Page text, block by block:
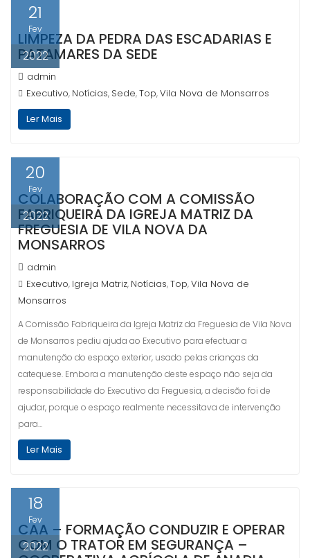
21
Fev
2022
LIMPEZA DA PEDRA DAS ESCADARIAS E
PATAMARES DA SEDE
admin
Executivo, Notícias, Sede,Top,Vila Nova de Monsarros
Ler Mais
20
Fev
2022
COLABORAÇÃO COM A COMISSÃO
FABRIQUEIRA DA IGREJA MATRIZ DA
FREGUESIA DE VILA NOVA DA
MONSARROS
admin
Executivo, Igreja Matriz, Notícias,Top,Vila Nova de
Monsarros
A Comissão Fabriqueira da Igreja Matriz da Freguesia de Vila Nova
de Monsarros pediu ajuda ao Executivo para efectuar a
manutenção do espaço exterior, usado pelas crianças da
catequese. Embora a manutenção deste espaço não seja da
responsabilidade do Executivo da Freguesia, a decisão foi de
ajudar, porque o espaço realmente necessitava de intervenção
para…
Ler Mais
18
Fev
2022
CAA – FORMAÇÃO CONDUZIR E OPERAR
COM O TRATOR EM SEGURANÇA –